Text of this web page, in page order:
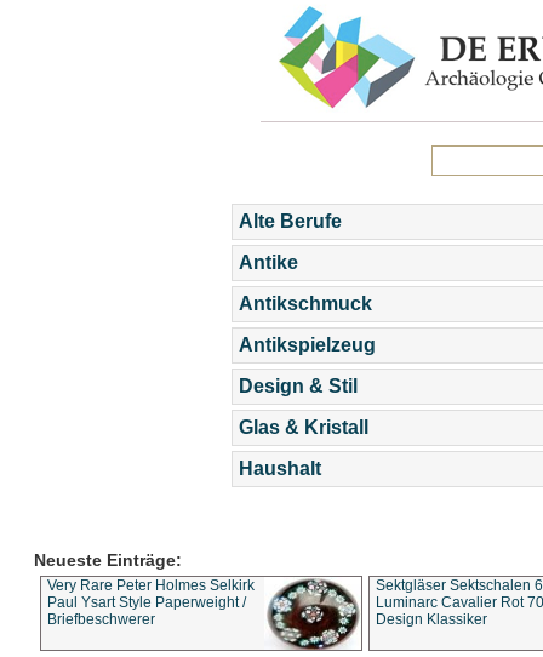
Alte Berufe
Antike
Antikschmuck
Antikspielzeug
Design & Stil
Glas & Kristall
Haushalt
Neueste Einträge:
Very Rare Peter Holmes Selkirk
Paul Ysart Style Paperweight /
Briefbeschwerer
Sektgläser Sektschalen
Luminarc Cavalier Rot
Design Klassiker